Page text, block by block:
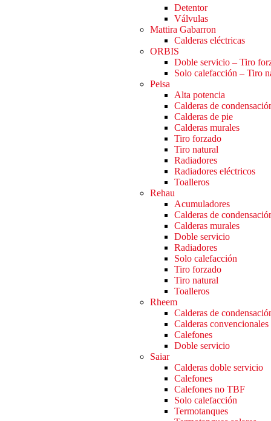
Detentor
Válvulas
Mattira Gabarron
Calderas eléctricas
ORBIS
Doble servicio – Tiro
Solo calefacción – Tiro
Peisa
Alta potencia
Calderas de
Calderas de pie
Calderas murales
Tiro forzado
Tiro natural
Radiadores
Radiadores eléctricos
Toalleros
Rehau
Acumuladores
Calderas de
Calderas murales
Doble servicio
Radiadores
Solo calefacción
Tiro forzado
Tiro natural
Toalleros
Rheem
Calderas de
Calderas convencionales
Calefones
Doble servicio
Saiar
Calderas doble servicio
Calefones
Calefones no TBF
Solo calefacción
Termotanques